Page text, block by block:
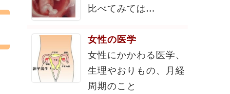
比べてみては...
女性の医学
女性にかかわる医学、
生理やおりもの、月経
周期のこと